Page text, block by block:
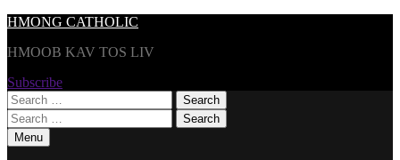
Skip
content
HMONG CATHOLIC
HMOOB KAV TOS LIV
Subscribe
Search
for:
Search
for:Menu